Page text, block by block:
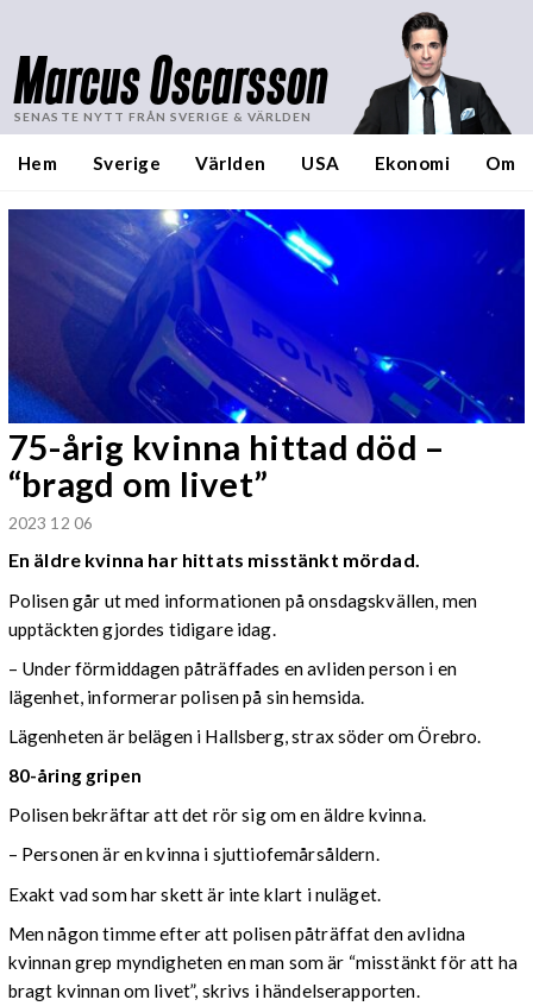
Marcus Oscarsson
SENASTE NYTT FRÅN SVERIGE & VÄRLDEN
Hem Sverige Världen USA Ekonomi Om
75-årig kvinna hittad död –
“bragd om livet”
2023 12 06
En äldre kvinna har hittats misstänkt mördad.
Polisen går ut med informationen på onsdagskvällen, men
upptäckten gjordes tidigare idag.
– Under förmiddagen påträffades en avliden person i en
lägenhet, informerar polisen på sin hemsida.
Lägenheten är belägen i Hallsberg, strax söder om Örebro.
80-åring gripen
Polisen bekräftar att det rör sig om en äldre kvinna.
– Personen är en kvinna i sjuttiofemårsåldern.
Exakt vad som har skett är inte klart i nuläget.
Men någon timme efter att polisen påträffat den avlidna
kvinnan grep myndigheten en man som är “misstänkt för att ha
bragt kvinnan om livet”, skrivs i händelserapporten.